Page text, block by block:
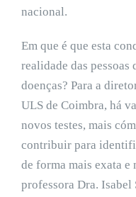
nacional.
Em que é que esta
realidade das
doenças? Para a
ULS de Coimbra, há
novos testes, mais
contribuir para
de forma mais exata e
professora Dra. Isabel